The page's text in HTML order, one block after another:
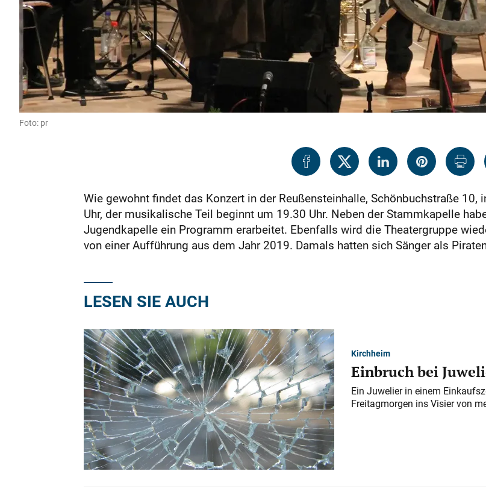
Foto: pr
Wie gewohnt findet das Konzert in der Reußensteinhalle, Schönbuchstraße
Uhr, der musikalische Teil beginnt um 19.30 Uhr. Neben der Stammkapelle
Jugendkapelle ein Programm erarbeitet. Ebenfalls wird die Theatergruppe
von einer Aufführung aus dem Jahr 2019. Damals hatten sich Sänger als
LESEN SIE AUCH
Kirchheim
Einbruch bei
Ein Juwelier in einem
Freitagmorgen ins Visier von